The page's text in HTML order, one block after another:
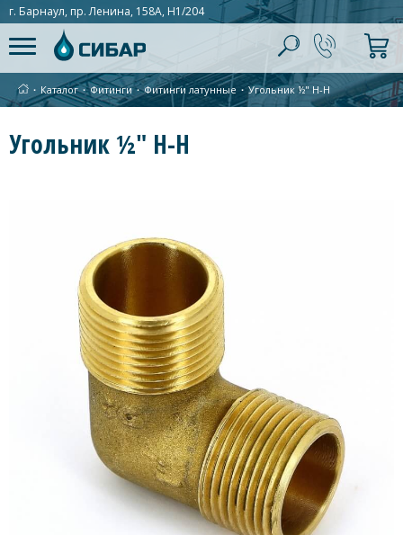
г. Барнаул, пр. Ленина, 158А, Н1/204
∙ Каталог ∙Фитинги ∙Фитинги латунные ∙ Угольник ½" Н-Н
Угольник ½" Н-Н